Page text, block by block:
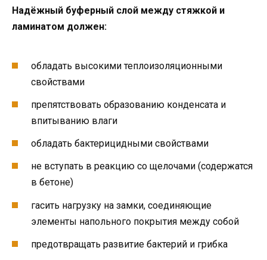
Надёжный буферный слой между стяжкой и
ламинатом должен:
обладать высокими теплоизоляционными
свойствами
препятствовать образованию конденсата и
впитыванию влаги
обладать бактерицидными свойствами
не вступать в реакцию со щелочами (содержатся
в бетоне)
гасить нагрузку на замки, соединяющие
элементы напольного покрытия между собой
предотвращать развитие бактерий и грибка